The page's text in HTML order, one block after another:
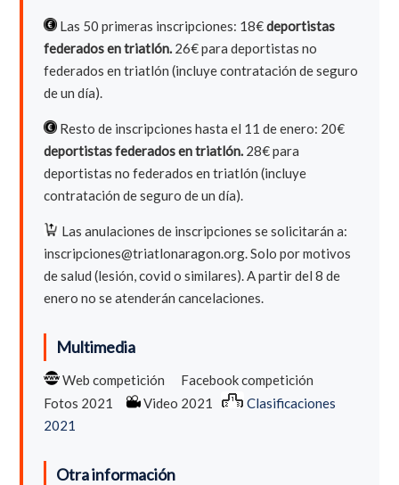
Las 50 primeras inscripciones: 18€deportistas
federados en triatlón.26€ para deportistas no
federados en triatlón (incluye contratación de seguro
de un día).
Resto de inscripciones hasta el 11 de enero: 20€
deportistas federados en triatlón. 28€ para
deportistas no federados en triatlón (incluye
contratación de seguro de un día).
Las anulaciones de inscripciones se solicitarán a:
inscripciones@triatlonaragon.org.Solo por motivos
de salud (lesión, covid o similares). A partir del 8 de
enero no se atenderán cancelaciones.
Multimedia
Web competición
Facebook competición
Fotos 2021
Video 2021
Clasificaciones
2021
Otra información